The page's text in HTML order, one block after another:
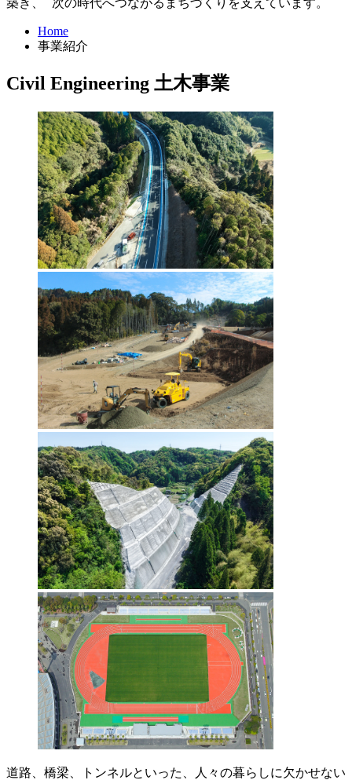
Home
事業紹介
Civil Engineering 土木事業
道路、橋梁、トンネルといった、人々の暮らしに欠かせない